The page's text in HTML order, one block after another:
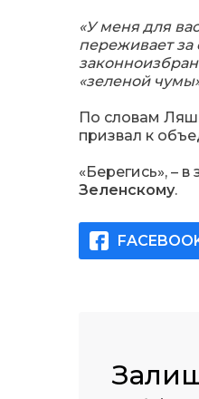
«У меня для
переживает за
«зеленой
По словам
призвал к
«Берегись», –
Зеленскому.